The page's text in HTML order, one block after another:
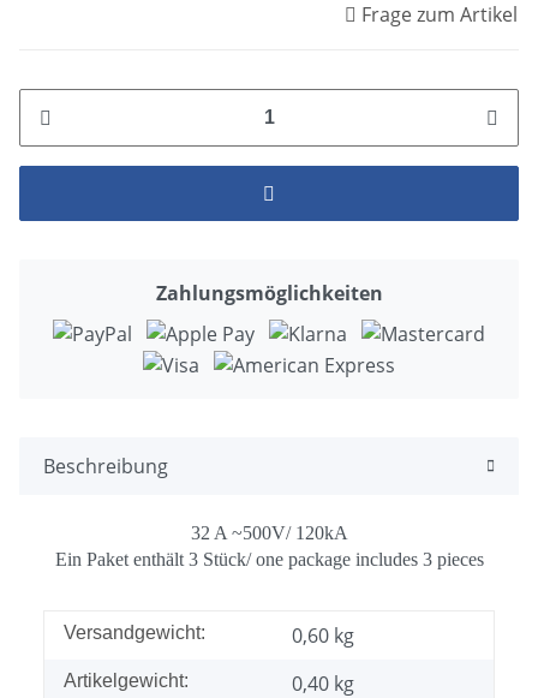
Frage zum Artikel
Zahlungsmöglichkeiten
Beschreibung
32 A ~500V/ 120kA
Ein Paket enthält 3 Stück/ one package includes 3 pieces
Versandgewicht: 0,60 kg
Artikelgewicht: 0,40 kg